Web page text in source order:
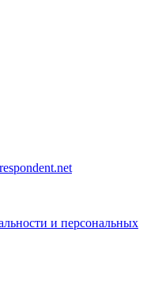
и персональных